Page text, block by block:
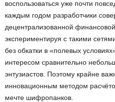
воспользоваться уже почти
каждым годом разработчики
децентрализованной
экспериментируя с такими
без обкатки в «полевых
интересом сравнительно
энтузиастов. Поэтому крайне
инновационным методом
мечте шифропанков.